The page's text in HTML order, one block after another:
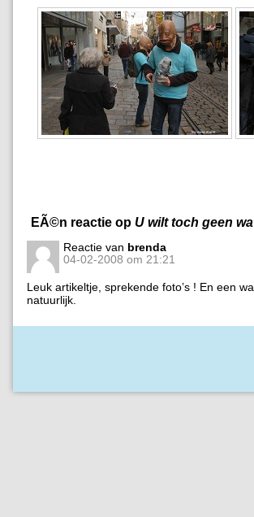
EÃ©n reactie op U wilt toch geen
Reactie van brenda
04-02-2008 om 21:21
Leuk artikeltje, sprekende foto’s ! En een
natuurlijk.